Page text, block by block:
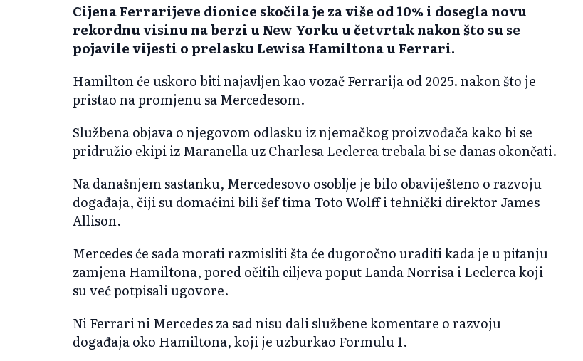
Cijena Ferrarijeve dionice skočila je za više od 10% i dosegla novu
rekordnu visinu na berzi u New Yorku u četvrtak nakon što su se
pojavile vijesti o prelasku Lewisa Hamiltona u Ferrari.
Hamilton će uskoro biti najavljen kao vozač Ferrarija od 2025. nakon što je
pristao na promjenu sa Mercedesom.
Službena objava o njegovom odlasku iz njemačkog proizvođača kako bi se
pridružio ekipi iz Maranella uz Charlesa Leclerca trebala bi se danas okončati.
Na današnjem sastanku, Mercedesovo osoblje je bilo obaviješteno o razvoju
događaja, čiji su domaćini bili šef tima Toto Wolff i tehnički direktor James
Allison.
Mercedes će sada morati razmisliti šta će dugoročno uraditi kada je u pitanju
zamjena Hamiltona, pored očitih ciljeva poput Landa Norrisa i Leclerca koji
su već potpisali ugovore.
Ni Ferrari ni Mercedes za sad nisu dali službene komentare o razvoju
događaja oko Hamiltona, koji je uzburkao Formulu 1.